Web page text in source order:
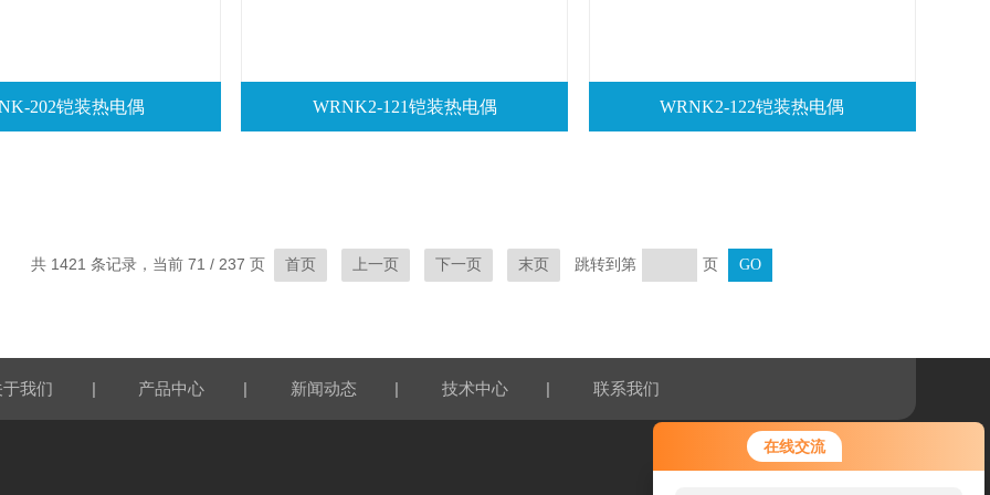
在线交流
202铠装热电偶 WRNK2-121铠装热电偶 WRNK2-122铠装热电偶
共 1421 条记录，当前 71 / 237 页 首页 上一页 下一页 末页 跳转到第 页
于我们 | 产品中心 | 新闻动态 | 技术中心 | 联系我们